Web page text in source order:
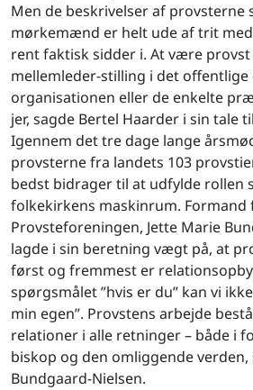
Men de beskrivelser af provsterne
mørkemænd er helt ude af trit
rent faktisk sidder i. At være provst
mellemleder-stilling i det offentlige
organisationen eller de enkelte
jer, sagde Bertel Haarder i sin tale
Igennem det tre dage lange
provsterne fra landets 103
bedst bidrager til at udfylde rollen
folkekirkens maskinrum. Formand
Provsteforeningen, Jette Marie
lagde i sin beretning vægt på, at
først og fremmest er
spørgsmålet ”hvis er du” kan vi
min egen”. Provstens arbejde
relationer i alle retninger – både i
biskop og den omliggende verden,
Bundgaard-Nielsen.